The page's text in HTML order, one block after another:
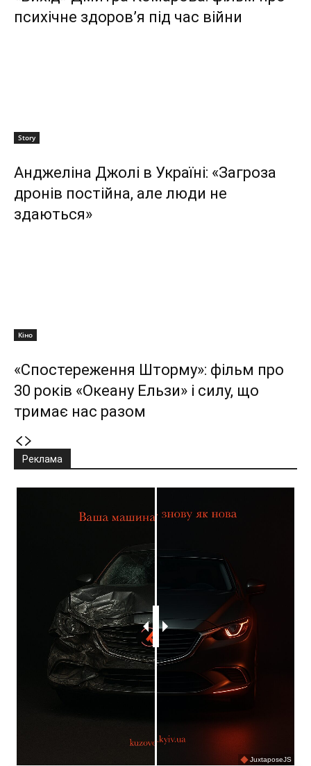
психічне здоров’я під час війни
Story
Анджеліна Джолі в Україні: «Загроза
дронів постійна, але люди не
здаються»
Кіно
«Спостереження Шторму»: фільм про
30 років «Океану Ельзи» і силу, що
тримає нас разом
Реклама
JuxtaposeJS